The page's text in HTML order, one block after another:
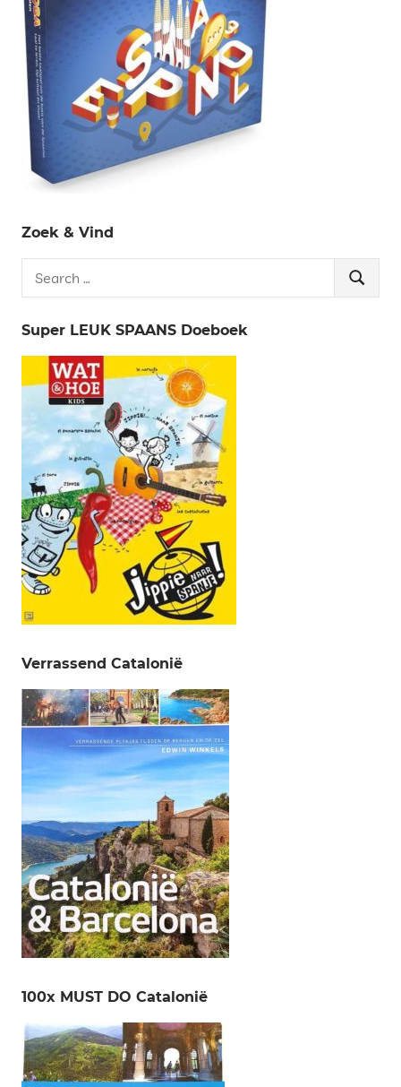
Zoek & Vind
Search
Super LEUK SPAANS Doeboek
Verrassend Catalonië
100x MUST DO Catalonië